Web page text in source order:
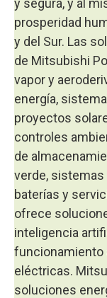
y segura, y al
prosperidad
y del Sur. Las
de Mitsubishi
vapor y
energía,
proyectos
controles
de
verde, sistemas
baterías y
ofrece
inteligencia
funcionamiento
eléctricas.
soluciones